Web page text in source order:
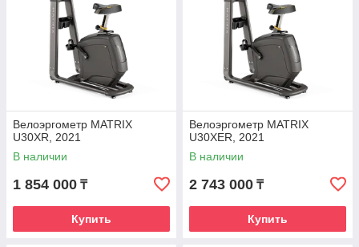
Велоэргометр MATRIX
U30XR, 2021
В наличии
1 854 000 ₸
Купить
Велоэргометр MATRIX
U30XER, 2021
В наличии
2 743 000 ₸
Купить